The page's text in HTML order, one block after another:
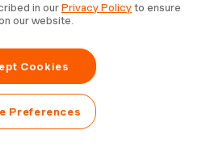
in ourPrivacy Policyto ensure
our website.
Cookies
Preferences